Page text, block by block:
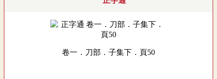
卷一．刀部．子集下．頁50